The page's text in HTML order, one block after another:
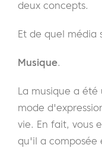
deux concepts.
Et de quel média
Musique.
La musique a été
mode
vie. En fait, vous
qu'il a